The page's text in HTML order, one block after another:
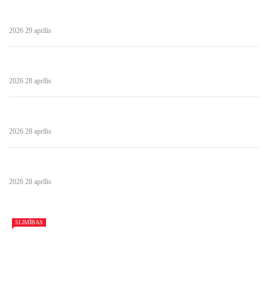
2026 29 aprīlis
2026 28 aprīlis
2026 28 aprīlis
2026 28 aprīlis
SLIMĪBAS